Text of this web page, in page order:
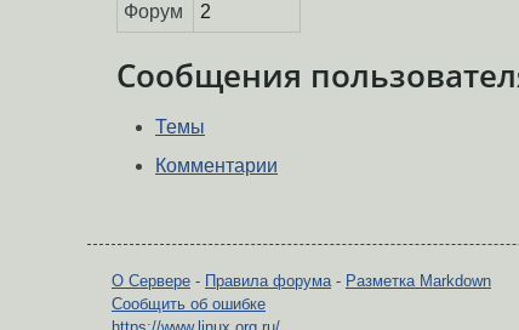
Форум
2
Сообщения
Темы
Комментарии
О Сервере - Правила форума- Разметка Markdown
Сообщить об ошибке